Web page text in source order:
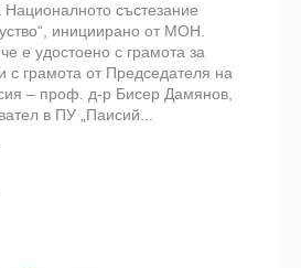
състезание
инициирано от МОН.
е удостоено с грамота за
с грамота от Председателя на
– проф. д-р Бисер Дамянов,
в ПУ „Паисий...